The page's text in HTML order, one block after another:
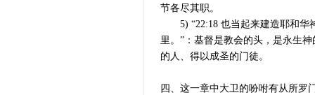
节各尽其职。
5) “22:18 也当起来建造耶和华
里。”：基督是教会的头，是永生
的人、得以成圣的门徒。
四、这一章中大卫的吩咐有从所罗